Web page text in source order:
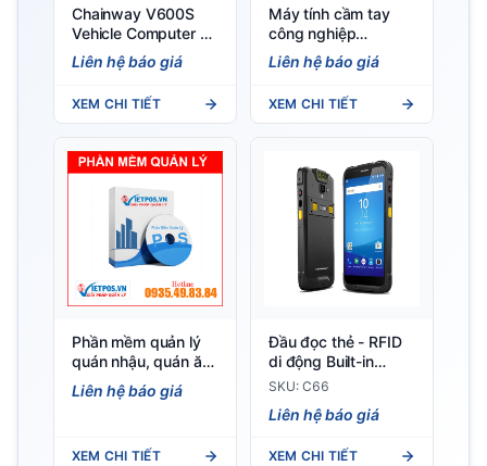
Chainway V600S
Vehicle Computer –
Android 12, 5.5" HD,
4G, OBD, RFID, GPS
Liên hệ báo giá
XEM CHI TIẾT
Máy tính cầm tay
công nghiệp
Chainway C66
(Android 11/13) -
Liên hệ báo giá
XEM CHI TIẾT
Phần mềm quản lý
quán nhậu, quán ăn
— Việt POS
Liên hệ báo giá
XEM CHI TIẾT
Đầu đọc thẻ - RFID
di động Built-in
Chainway C66
SKU: C66
Liên hệ báo giá
XEM CHI TIẾT